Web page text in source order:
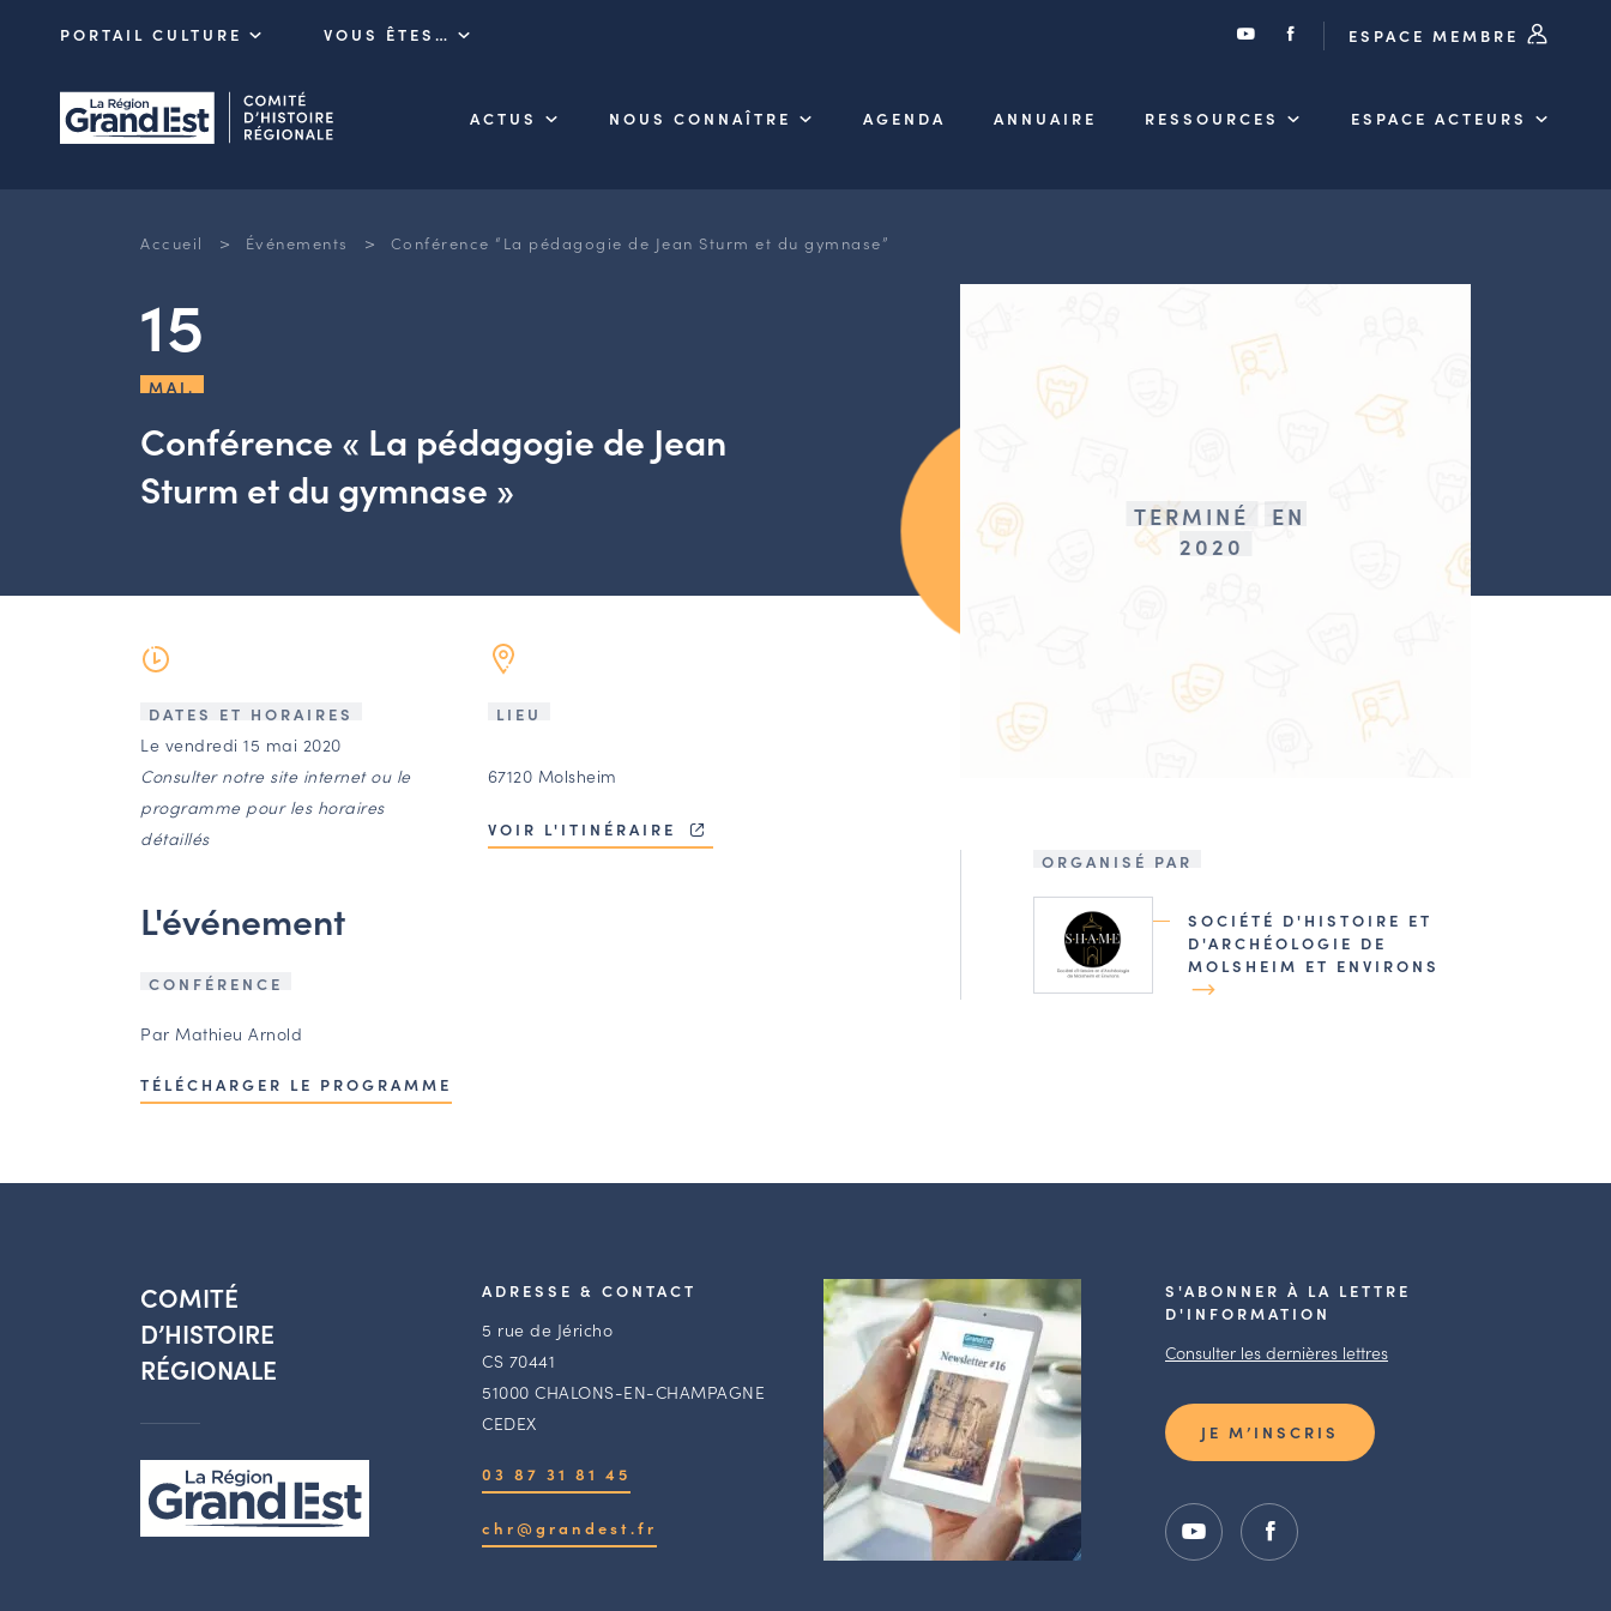
PORTAIL CULTURE VOUS ÊTES… ESPACE MEMBRE
ACTUS NOUS CONNAÎTRE AGENDA ANNUAIRE RESSOURCES ESPACE ACTEURS
Accueil > Événements > Conférence “La pédagogie de Jean Sturm et du gymnase”
15
MAI.
Conférence « La pédagogie de Jean
Sturm et du gymnase »
DATES ET HORAIRES
Le vendredi 15 mai 2020
Consulter notre site internet ou le
programme pour les horaires
détaillés
LIEU
67120 Molsheim
VOIR L'ITINÉRAIRE
L'événement
CONFÉRENCE
Par Mathieu Arnold
TÉLÉCHARGER LE PROGRAMME
TERMINÉ
EN
2020
ORGANISÉ PAR
SOCIÉTÉ D'HISTOIRE ET
D'ARCHÉOLOGIE DE
MOLSHEIM ET ENVIRONS
COMITÉ
D’HISTOIRE
RÉGIONALE
ADRESSE & CONTACT
5 rue de Jéricho
CS 70441
51000 CHALONS-EN-CHAMPAGNE
CEDEX
03 87 31 81 45
chr@grandest.fr
S'ABONNER À LA LETTRE
D'INFORMATION
Consulter les dernières lettres
JE M’INSCRIS